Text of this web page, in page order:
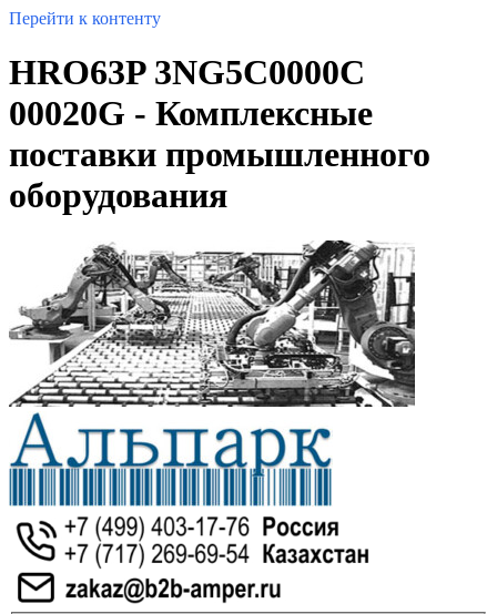
Перейти к контенту
HRO63P 3NG5C0000C
00020G - Комплексные
поставки промышленного
оборудования